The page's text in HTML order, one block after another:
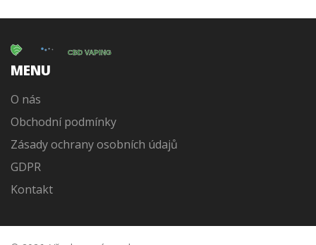
MENU
O nás
Obchodní podmínky
Zásady ochrany osobních údajů
GDPR
Kontakt